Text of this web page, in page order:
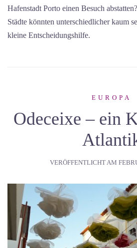
Hafenstadt Porto einen Besuch
Städte könnten unterschiedlicher kaum
kleine Entscheidungshilfe.
EUROPA
Odeceixe – ein
VERÖFFENTLICHT AM